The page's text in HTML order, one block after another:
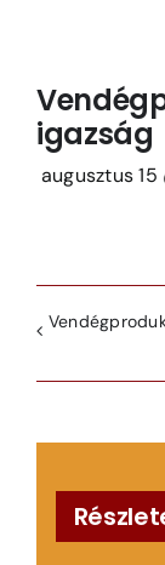
igazság
augusztus